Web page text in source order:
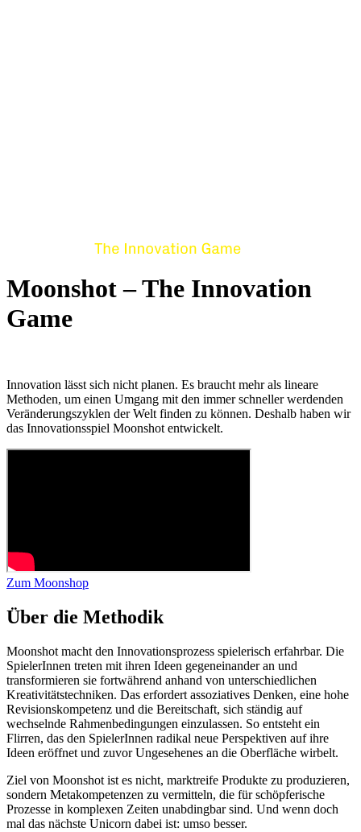
Moonshot – The Innovation
Game
Innovation lässt sich nicht planen. Es braucht mehr als lineare
Methoden, um einen Umgang mit den immer schneller werdenden
Veränderungszyklen der Welt finden zu können. Deshalb haben wir
das Innovationsspiel Moonshot entwickelt.
Zum Moonshop
Über die Methodik
Moonshot macht den Innovationsprozess spielerisch erfahrbar. Die
SpielerInnen treten mit ihren Ideen gegeneinander an und
transformieren sie fortwährend anhand von unterschiedlichen
Kreativitätstechniken. Das erfordert assoziatives Denken, eine hohe
Revisionskompetenz und die Bereitschaft, sich ständig auf
wechselnde Rahmenbedingungen einzulassen. So entsteht ein
Flirren, das den SpielerInnen radikal neue Perspektiven auf ihre
Ideen eröffnet und zuvor Ungesehenes an die Oberfläche wirbelt.
Ziel von Moonshot ist es nicht, marktreife Produkte zu produzieren,
sondern Metakompetenzen zu vermitteln, die für schöpferische
Prozesse in komplexen Zeiten unabdingbar sind. Und wenn doch
mal das nächste Unicorn dabei ist: umso besser.